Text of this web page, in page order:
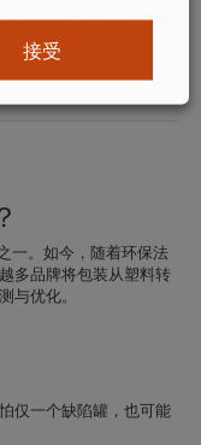
系统，适用于高速产线
一。如今，随着环保法
多品牌将包装从塑料转
与优化。
仅一个缺陷罐，也可能
接受